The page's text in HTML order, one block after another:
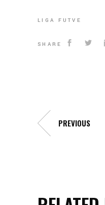
LIGA FUTVE
SHARE
PREVIOUS